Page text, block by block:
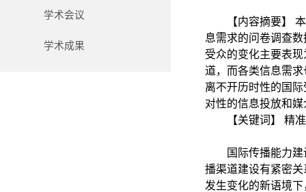
学术会议
学术成果
【内容摘要】
息需求的问卷调查
受众的变化主要表
道，而各类信息需
离不开历时性的国
对性的信息投放和
【关键词】
精
国际传播能力
播渠道建设有紧密
发生变化的新语境